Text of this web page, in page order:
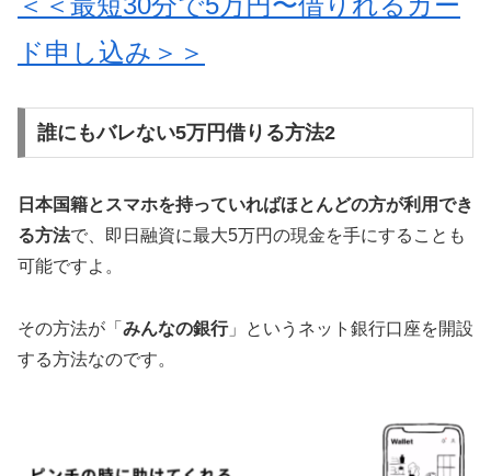
ド申し込み＞＞
誰にもバレない5万円借りる方法2
日本国籍とスマホを持っていればほとんどの方が利用でき
る方法で、即日融資に最大5万円の現金を手にすることも
可能ですよ。
その方法が「 みんなの銀行」というネット銀行口座を開設
する方法なのです。